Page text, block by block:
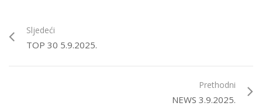
Sljedeći
TOP 30 5.9.2025.
Prethodni
NEWS 3.9.2025.